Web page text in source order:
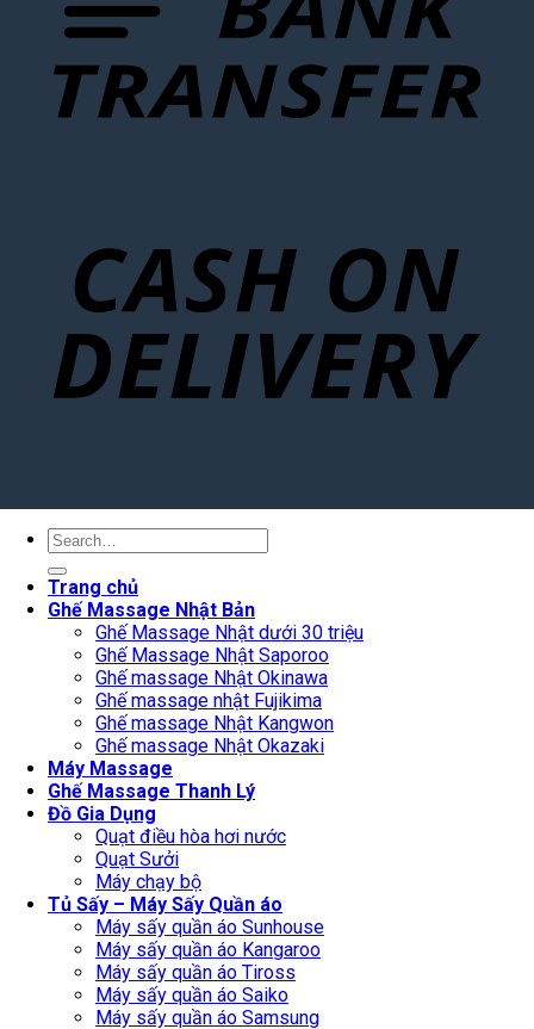
Search
for:
Trang chủ
Ghế Massage Nhật Bản
Ghế Massage Nhật dưới 30 triệu
Ghế Massage Nhật Saporoo
Ghế massage Nhật Okinawa
Ghế massage nhật Fujikima
Ghế massage Nhật Kangwon
Ghế massage Nhật Okazaki
Máy Massage
Ghế Massage Thanh Lý
Đồ Gia Dụng
Quạt điều hòa hơi nước
Quạt Sưởi
Máy chạy bộ
Tủ Sấy – Máy Sấy Quần áo
Máy sấy quần áo Sunhouse
Máy sấy quần áo Kangaroo
Máy sấy quần áo Tiross
Máy sấy quần áo Saiko
Máy sấy quần áo Samsung